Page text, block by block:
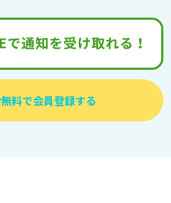
無料で会員登録する